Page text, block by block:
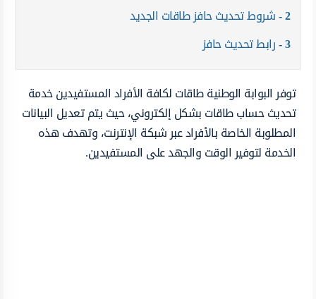
2 شروط تحديث حافز طاقات الجديد
3 رابط تحديث حافز
توفر البوابة الوطنية طاقات لكافة الأفراد المستفيدين خدمة
تحديث حساب طاقات بشكل إلكتروني، حيث يتم تعديل البيانات
المطلوبة الخاصة بالأفراد عبر شبكة الإنترنت، وتهدف هذه
الخدمة لتوفير الوقت والجهد على المستفيدين.